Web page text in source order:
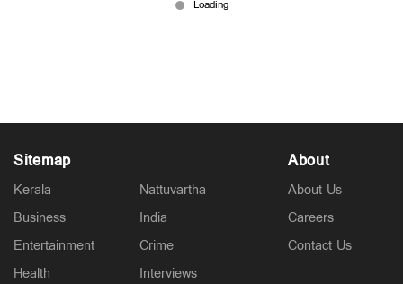
Sitemap
Kerala
Business
Entertainment
Health
Nattuvartha
India
Crime
Interviews
About
About Us
Careers
Contact Us